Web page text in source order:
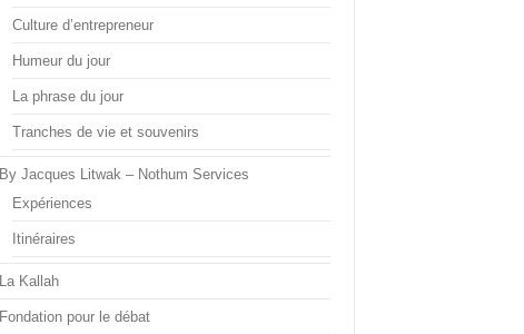
Culture d’entrepreneur
Humeur du jour
La phrase du jour
Tranches de vie et souvenirs
By Jacques Litwak – Nothum Services
Expériences
Itinéraires
La Kallah
Fondation pour le débat